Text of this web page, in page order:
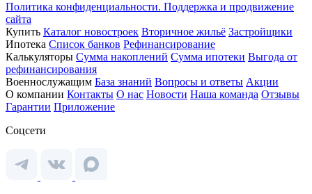
Политика конфиденциальности. Поддержка и продвижение
сайта
Купить Каталог новостроек Вторичное жильё Застройщики
Ипотека Список банков Рефинансирование
Калькуляторы Сумма накоплений Сумма ипотеки Выгода от
рефинансирования
Военнослужащим База знаний Вопросы и ответы Акции
О компании Контакты О нас Новости Наша команда Отзывы
Гарантии Приложение
Соцсети